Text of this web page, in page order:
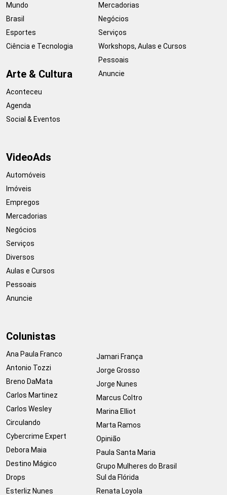
Mundo
Brasil
Esportes
Ciência e Tecnologia
Arte & Cultura
Aconteceu
Agenda
Social & Eventos
Mercadorias
Negócios
Serviços
Workshops, Aulas e Cursos
Pessoais
Anuncie
VideoAds
Automóveis
Imóveis
Empregos
Mercadorias
Negócios
Serviços
Diversos
Aulas e Cursos
Pessoais
Anuncie
Colunistas
Ana Paula Franco
Antonio Tozzi
Breno DaMata
Carlos Martinez
Carlos Wesley
Circulando
Cybercrime Expert
Debora Maia
Destino Mágico
Drops
Esterliz Nunes
Jamari França
Jorge Grosso
Jorge Nunes
Marcus Coltro
Marina Elliot
Marta Ramos
Opinião
Paula Santa Maria
Grupo Mulheres do Brasil
Sul da Flórida
Renata Loyola